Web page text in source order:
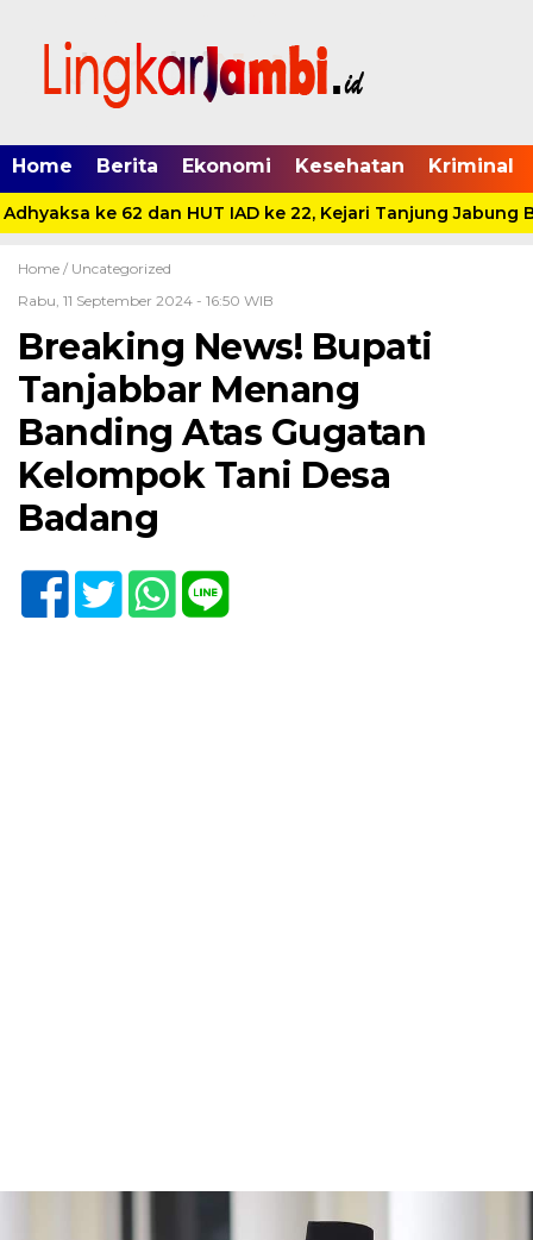
Home Berita Ekonomi Kesehatan Kriminal
ke 62 dan HUT IAD ke 22, Kejari Tanjung Jabung
Home / Uncategorized
Rabu, 11 September 2024 - 16:50 WIB
Breaking News! Bupati
Tanjabbar Menang
Banding Atas Gugatan
Kelompok Tani Desa
Badang